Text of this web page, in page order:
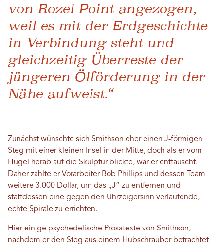
von Rozel Point angezogen,
weil es mit der Erdgeschichte
in Verbindung steht und
gleichzeitig Überreste der
jüngeren Ölförderung in der
Nähe aufweist.“
Zunächst wünschte sich Smithson eher einen J-förmigen
Steg mit einer kleinen Insel in der Mitte, doch als er vom
Hügel herab auf die Skulptur blickte, war er enttäuscht.
Daher zahlte er Vorarbeiter Bob Phillips und dessen Team
weitere 3.000 Dollar, um das „J“ zu entfernen und
stattdessen eine gegen den Uhrzeigersinn verlaufende,
echte Spirale zu errichten.
Hier einige psychedelische Prosatexte von Smithson,
nachdem er den Steg aus einem Hubschrauber betrachtet